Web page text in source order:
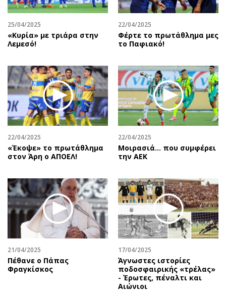
Money Review
AstroBank Properties
Trends
Ναυτιλία
Περιβάλλον
Ελλάδα
Κόσμος
Πολιτισμός
Σινεμά
Μουσική
Εικαστικά
Βιβλίο
Χειρόγραφα
Πρόσωπα
Περιβάλλον
Good Life
Showbiz
Ταξίδια
Συνταγές
Έξοδος
Εκπομπές
Wine routes
Uncut
Προσφορές
Προσωπικότητες στην ''Κ''
Επιστολές
25/04/2025
«Κυρία» με τριάρα στην
Λεμεσό!
22/04/2025
Φέρτε το πρωτάθλημα μες
το Παφιακό!
22/04/2025
«Έκοψε» το πρωτάθλημα
στον Άρη ο ΑΠΟΕΛ!
22/04/2025
Μοιρασιά… που συμφέρει
την ΑΕΚ
21/04/2025
Πέθανε ο Πάπας
Φραγκίσκος
17/04/2025
Άγνωστες ιστορίες
ποδοσφαιρικής «τρέλας»
- Έρωτες, πέναλτι και
Αιώνιοι